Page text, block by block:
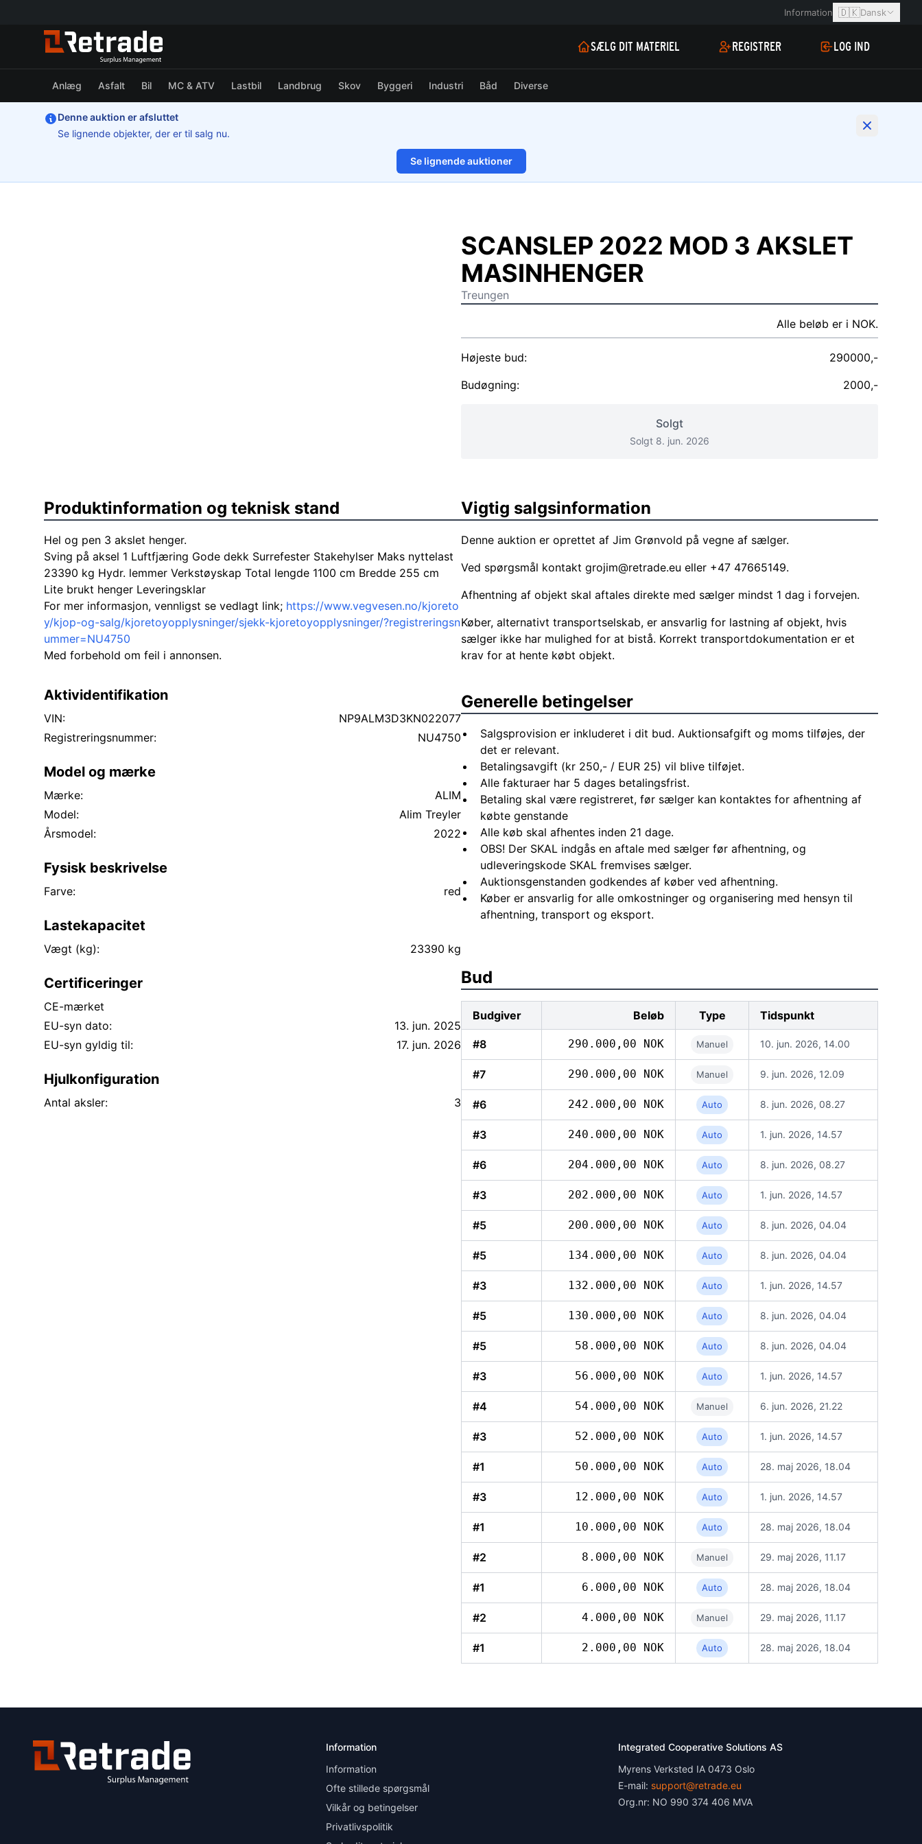
Information 🇩🇰Dansk
SÆLG DIT MATERIEL REGISTRER LOG IND
Anlæg Asfalt Bil MC & ATV Lastbil Landbrug Skov Byggeri Industri Båd Diverse
Denne auktion er afsluttet
Se lignende objekter, der er til salg nu.
Se lignende auktioner
1/22
SCANSLEP 2022 MOD 3 AKSLET
MASINHENGER
Treungen
Alle beløb er i NOK.
Højeste bud:
290000,-
Budøgning:
2000,-
Solgt
Solgt 8. jun. 2026
Produktinformation og teknisk stand
Hel og pen 3 akslet henger.
Sving på aksel 1 Luftfjæring Gode dekk Surrefester Stakehylser Maks nyttelast
23390 kg Hydr. lemmer Verkstøyskap Total lengde 1100 cm Bredde 255 cm
Lite brukt henger Leveringsklar
For mer informasjon, vennligst se vedlagt link; https://www.vegvesen.no/kjoreto
y/kjop-og-salg/kjoretoyopplysninger/sjekk-kjoretoyopplysninger/?registreringsn
ummer=NU4750
Med forbehold om feil i annonsen.
Aktividentifikation
VIN:
NP9ALM3D3KN022077
Registreringsnummer:
NU4750
Model og mærke
Mærke:
ALIM
Model:
Alim Treyler
Årsmodel:
2022
Fysisk beskrivelse
Farve: red
Lastekapacitet
Vægt (kg): 23390 kg
Certificeringer
CE-mærket
EU-syn dato:
13. jun. 2025
EU-syn gyldig til:
17. jun. 2026
Hjulkonfiguration
Antal aksler: 3
Vigtig salgsinformation
Denne auktion er oprettet af Jim Grønvold på vegne af sælger.
Ved spørgsmål kontakt grojim@retrade.eu eller +47 47665149.
Afhentning af objekt skal aftales direkte med sælger mindst 1 dag i forvejen.
Køber, alternativt transportselskab, er ansvarlig for lastning af objekt, hvis
sælger ikke har mulighed for at bistå. Korrekt transportdokumentation er et
krav for at hente købt objekt.
Generelle betingelser
Salgsprovision er inkluderet i dit bud. Auktionsafgift og moms tilføjes, der
det er relevant.
Betalingsavgift (kr 250,- / EUR 25) vil blive tilføjet.
Alle fakturaer har 5 dages betalingsfrist.
Betaling skal være registreret, før sælger kan kontaktes for afhentning af
købte genstande
Alle køb skal afhentes inden 21 dage.
OBS! Der SKAL indgås en aftale med sælger før afhentning, og
udleveringskode SKAL fremvises sælger.
Auktionsgenstanden godkendes af køber ved afhentning.
Køber er ansvarlig for alle omkostninger og organisering med hensyn til
afhentning, transport og eksport.
Bud
Budgiver Beløb Type Tidspunkt
#8 290.000,00 NOK Manuel 10. jun. 2026, 14.00
#7 290.000,00 NOK Manuel 9. jun. 2026, 12.09
#6 242.000,00 NOK Auto 8. jun. 2026, 08.27
#3 240.000,00 NOK Auto 1. jun. 2026, 14.57
#6 204.000,00 NOK Auto 8. jun. 2026, 08.27
#3 202.000,00 NOK Auto 1. jun. 2026, 14.57
#5 200.000,00 NOK Auto 8. jun. 2026, 04.04
#5 134.000,00 NOK Auto 8. jun. 2026, 04.04
#3 132.000,00 NOK Auto 1. jun. 2026, 14.57
#5 130.000,00 NOK Auto 8. jun. 2026, 04.04
#5 58.000,00 NOK Auto 8. jun. 2026, 04.04
#3 56.000,00 NOK Auto 1. jun. 2026, 14.57
#4 54.000,00 NOK Manuel 6. jun. 2026, 21.22
#3 52.000,00 NOK Auto 1. jun. 2026, 14.57
#1 50.000,00 NOK Auto 28. maj 2026, 18.04
#3 12.000,00 NOK Auto 1. jun. 2026, 14.57
#1 10.000,00 NOK Auto 28. maj 2026, 18.04
#2 8.000,00 NOK Manuel 29. maj 2026, 11.17
#1 6.000,00 NOK Auto 28. maj 2026, 18.04
#2 4.000,00 NOK Manuel 29. maj 2026, 11.17
#1 2.000,00 NOK Auto 28. maj 2026, 18.04
Information
Information
Ofte stillede spørgsmål
Vilkår og betingelser
Privatlivspolitik
Integrated Cooperative Solutions AS
Myrens Verksted IA 0473 Oslo
E-mail: support@retrade.eu
Org.nr: NO 990 374 406 MVA